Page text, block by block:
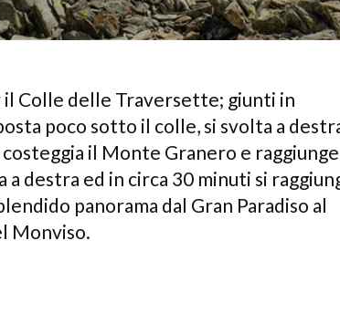
il Colle delle Traversette; giunti in
poco sotto il colle, si svolta a
il Monte Granero e
a destra ed in circa 30 minuti si
panorama dal Gran Paradiso al
Monviso.